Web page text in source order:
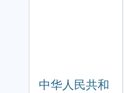
中华人民共和